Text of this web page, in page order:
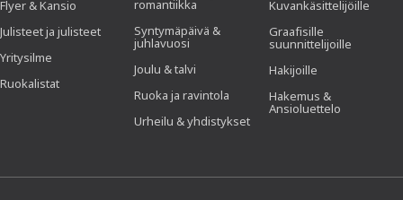
Flyer & Kansio
Julisteet ja julisteet
Yritysilme
Ruokalistat
romantiikka
Syntymäpäivä &
juhlavuosi
Joulu & talvi
Ruoka ja ravintola
Urheilu & yhdistykset
Kuvankäsittelijöille
Graafisille
suunnittelijoille
Hakijoille
Hakemus &
Ansioluettelo